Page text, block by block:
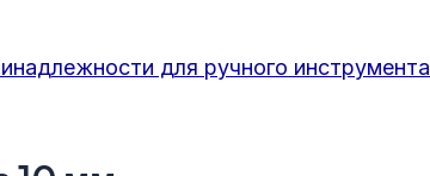
для ручного инструмента